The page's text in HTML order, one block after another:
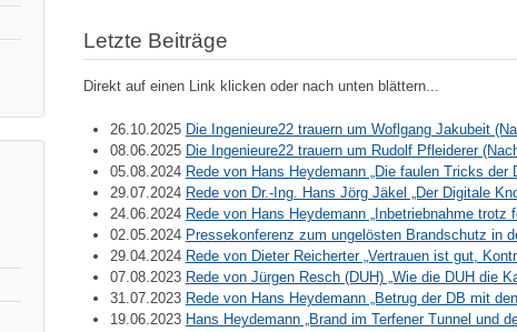
Letzte Beiträge
Direkt auf einen Link klicken oder nach unten blättern...
26.10.2025 Die Ingenieure22 trauern um Woflgang Jakubeit
08.06.2025 Die Ingenieure22 trauern um Rudolf Pfleiderer
05.08.2024 Rede von Hans Heydemann „Die faulen Tricks
29.07.2024 Rede von Dr.-Ing. Hans Jörg Jäkel „Der Digitale
24.06.2024 Rede von Hans Heydemann „Inbetriebnahme
02.05.2024 Pressekonferenz zum ungelösten Brandschutz in
29.04.2024 Rede von Dieter Reicherter „Vertrauen ist gut,
07.08.2023 Rede von Jürgen Resch (DUH) „Wie die DUH die
31.07.2023 Rede von Hans Heydemann „Betrug der DB mit
19.06.2023 Hans Heydemann „Brand im Terfener Tunnel und